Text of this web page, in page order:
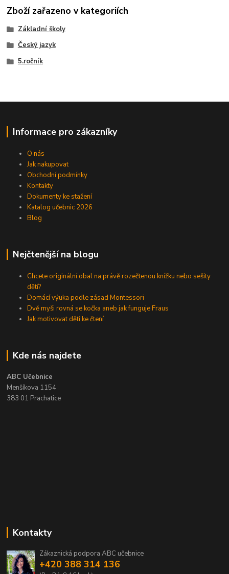
Zboží zařazeno v kategoriích
Základní školy
Český jazyk
5.ročník
Informace pro zákazníky
O nás
Jak nakupovat
Obchodní podmínky
Kontakty
Dokumenty ke stažení
Katalog učebnic 2026
Blog
Nejčtenější na blogu
Chcete originální obal na právě rozečtenou knížku nebo sešity
dětí?
Domácí výuka podle zásad Montessori
Dvě myši rovná se kočka aneb jak funguje Fraus
Jak motivovat děti ke čtení
Kde nás najdete
ABC Učebnice
Menšíkova 1154
383 01 Prachatice
Kontakty
Zákaznická podpora ABC učebnice
+420 388 314 136